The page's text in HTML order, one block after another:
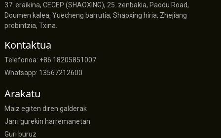
37. eraikina, CECEP (SHAOXING), 25. zenbakia, Paodu Road,
Doumen kalea, Yuecheng barrutia, Shaoxing hiria, Zhejiang
probintzia, Txina.
Kontaktua
Telefonoa: +86 18205851007
Whatsapp: 13567212600
Arakatu
Maiz egiten diren galderak
Jarri gurekin harremanetan
Guri buruz